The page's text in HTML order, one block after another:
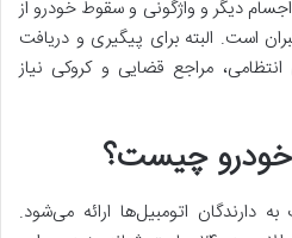
دیگر و واژگونی و سقوط خودرو از
است. البته برای پیگیری و دریافت
مراجع قضایی و کروکی نیاز
خودرو چیست؟
نوع متفاوت به دارندگان اتومبیل‌ها ارائه می‌شود.